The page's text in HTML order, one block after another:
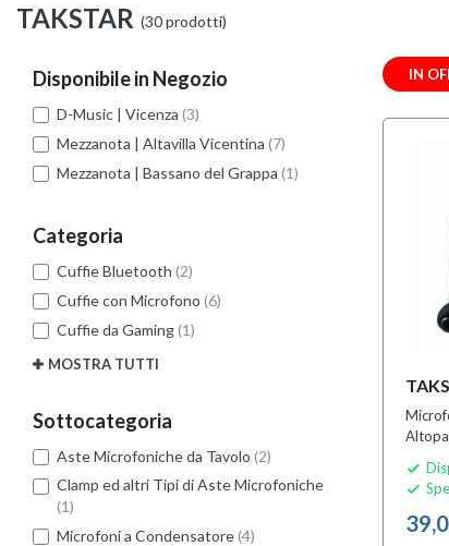
TAKSTAR (30 prodotti)
Disponibile in Negozio
D-Music | Vicenza (3)
Mezzanota | Altavilla Vicentina (7)
Mezzanota | Bassano del Grappa (1)
Categoria
Cuffie Bluetooth (2)
Cuffie con Microfono (6)
Cuffie da Gaming(1)
MOSTRA TUTTI
Sottocategoria
Aste Microfoniche da Tavolo (2)
Clamp ed altri Tipi di Aste Microfoniche
(1)
Microfoni a Condensatore(4)
IN

